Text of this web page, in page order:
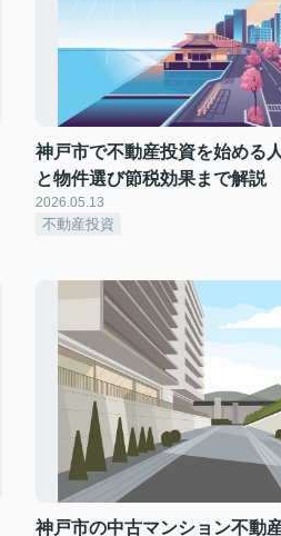
神戸市で不動産投資を始める
と物件選び節税効果まで解説
2026.05.13
不動産投資
神戸市の中古マンション不動